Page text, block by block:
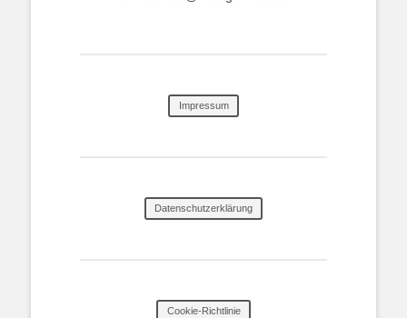
Impressum
Datenschutzerklärung
Cookie-Richtlinie